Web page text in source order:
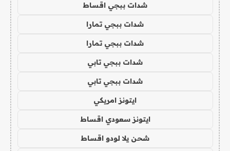
شدات ببجي اقساط
شدات ببجي تمارا
شدات ببجي تمارا
شدات ببجي تابي
شدات ببجي تابي
ايتونز امريكي
ايتونز سعودي اقساط
شحن يلا لودو اقساط